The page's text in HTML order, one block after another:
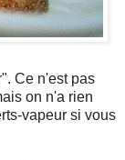
Ce n'est pas
on n'a rien
vapeur si vous